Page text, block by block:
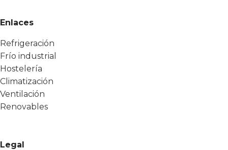
Enlaces
Refrigeración
Frío industrial
Hostelería
Climatización
Ventilación
Renovables
Legal